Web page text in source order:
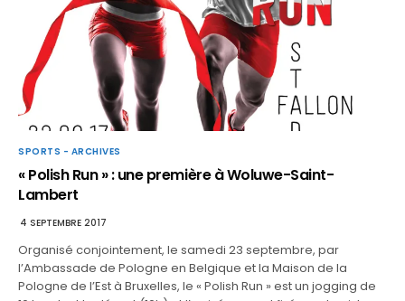
SPORTS - ARCHIVES
« Polish Run » : une première à Woluwe-Saint-
Lambert
4 SEPTEMBRE 2017
Organisé conjointement, le samedi 23 septembre, par
l’Ambassade de Pologne en Belgique et la Maison de la
Pologne de l’Est à Bruxelles, le « Polish Run » est un jogging de